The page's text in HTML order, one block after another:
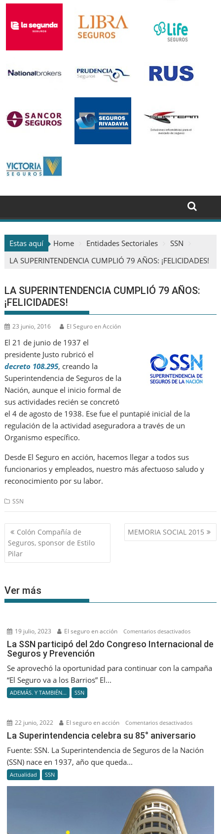
Estas aquí Home Entidades Sectoriales
SSN
LA SUPERINTENDENCIA CUMPLIÓ 79 AÑOS: ¡FELICIDADES!
LA SUPERINTENDENCIA CUMPLIÓ 79 AÑOS:
¡FELICIDADES!
23 junio, 2016 El Seguro en Acción
El 21 de junio de 1937 el
presidente Justo rubricó el
decreto 108.295, creando la
Superintendencia de Seguros de la
Nación, aunque el inicio formal de
sus actividades recién se concretó
el 4 de agosto de 1938. Ese fue el puntapié inicial de la
regulación de la actividad aseguradora a través de un
Organismo específico.
Desde El Seguro en acción, hacemos llegar a todos sus
funcionarios y empleados, nuestro más afectuoso saludo y
reconocimiento por su labor.
SSN
Navegación
de
entradas
Colón Compañía de
Seguros, sponsor de Estilo
Pilar
MEMORIA SOCIAL 2015
Ver más
19 julio, 2023 El seguro en acción Comentarios desactivadosen
La
del
y
Prevención
La SSN participó del 2do Congreso Internacional de
Seguros y Prevención
Se aprovechó la oportunidad para continuar con la campaña
“El Seguro va a los Barrios” El...
ADEMÁS. Y TAMBIÉN... SSN
22 junio, 2022 El seguro en acción Comentarios desactivadosen
La
celebra
aniversario
La Superintendencia celebra su 85° aniversario
Fuente: SSN. La Superintendencia de Seguros de la Nación
(SSN) nace en 1937, año que queda...
Actualidad SSN